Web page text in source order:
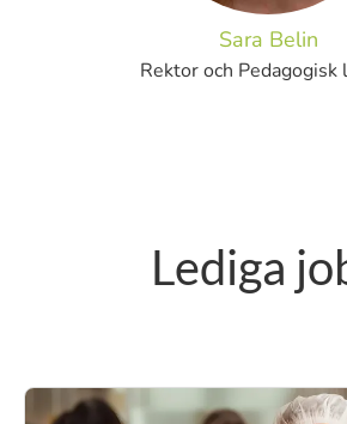
Sara Belin
Rektor och Pedagogisk
Lediga